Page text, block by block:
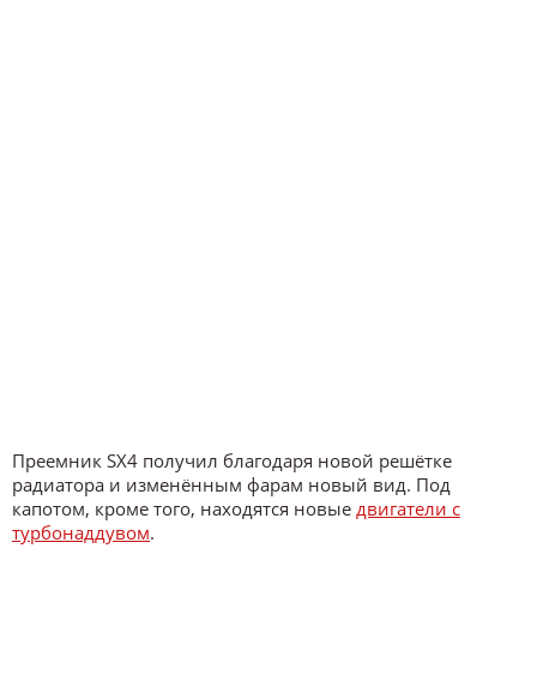
Преемник SX4 получил благодаря новой решётке
радиатора и изменённым фарам новый вид. Под
капотом, кроме того, находятся новые двигатели с
турбонаддувом.